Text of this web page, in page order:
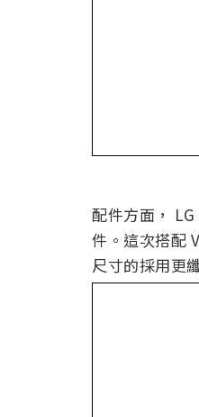
配件方面，
件。這次搭配
尺寸的採用更